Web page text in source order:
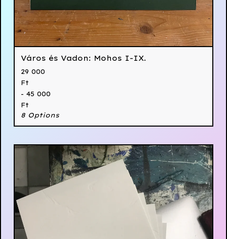
Város és Vadon: Mohos I-IX.
29 000
Ft
- 45 000
Ft
8 Options